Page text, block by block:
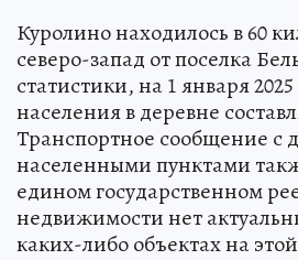
Куролино находилось в 60
северо-запад от поселка
статистики, на 1 января
населения в деревне
Транспортное сообщение с
населенными пунктами
едином государственном
недвижимости нет
каких-либо объектах на